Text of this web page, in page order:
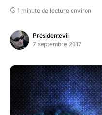
1 minute de lecture environ
Presidentevil
7 septembre 2017